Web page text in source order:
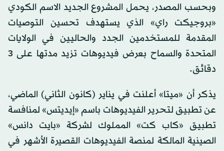
وبحسب المصدر، يحمل المشروع الجديد الاسم الكودي
«بروجيكت راي» الذي يستهدف تحسين التوصيات
المقدمة للمستخدمين الجدد والحاليين في الولايات
المتحدة والسماح بعرض فيديوهات تزيد مدتها على 3
دقائق.
يذكر أن «ميتا» أعلنت في يناير (كانون الثاني) الماضي،
عن تطبيق لتحرير الفيديوهات باسم «إيديتس» لمنافسة
تطبيق «كاب كت» المملوك لشركة «بايت دانس»
الصينية المالكة لمنصة الفيديوهات القصيرة الأشهر في